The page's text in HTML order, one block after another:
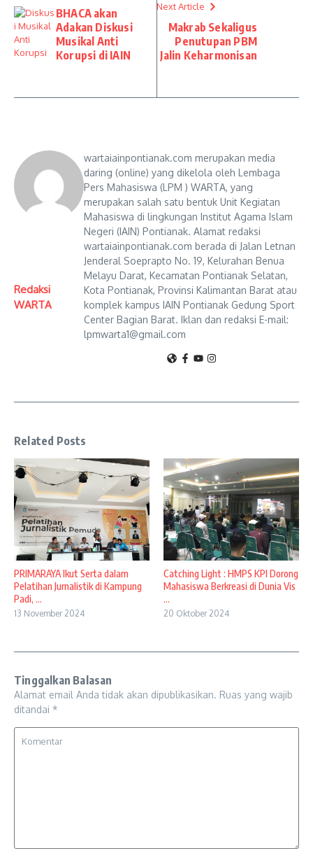
BHACA akan
Adakan Diskusi
Musikal Anti
Korupsi di IAIN
Next Article
Makrab Sekaligus
Penutupan PBM
Jalin Keharmonisan
Redaksi
WARTA
wartaiainpontianak.com merupakan media
daring (online) yang dikelola oleh Lembaga
Pers Mahasiswa (LPM ) WARTA, yang
merupakan salah satu bentuk Unit Kegiatan
Mahasiswa di lingkungan Institut Agama Islam
Negeri (IAIN) Pontianak. Alamat redaksi
wartaiainpontianak.com berada di Jalan Letnan
Jenderal Soeprapto No. 19, Kelurahan Benua
Melayu Darat, Kecamatan Pontianak Selatan,
Kota Pontianak, Provinsi Kalimantan Barat atau
komplek kampus IAIN Pontianak Gedung Sport
Center Bagian Barat. Iklan dan redaksi E-mail:
lpmwarta1@gmail.com
Related Posts
PRIMARAYA Ikut Serta dalam
Pelatihan Jurnalistik di Kampung
Padi, ...
13 November 2024
Catching Light : HMPS KPI Dorong
Mahasiswa Berkreasi di Dunia Vis
...
20 Oktober 2024
Tinggalkan Balasan
Alamat email Anda tidak akan dipublikasikan. Ruas yang wajib
ditandai *